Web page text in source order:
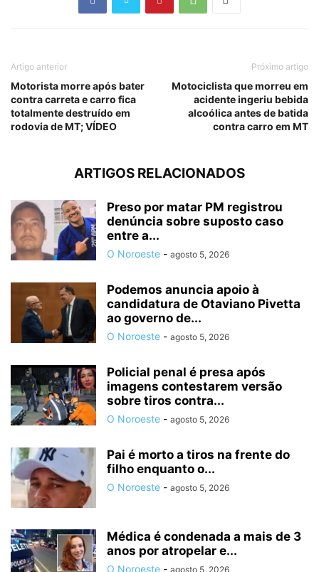
Artigo anterior
Motorista morre após bater
contra carreta e carro fica
totalmente destruído em
rodovia de MT; VÍDEO
Próximo artigo
Motociclista que morreu em
acidente ingeriu bebida
alcoólica antes de batida
contra carro em MT
ARTIGOS RELACIONADOS
Preso por matar PM registrou
denúncia sobre suposto caso
entre a...
O Noroeste - agosto 5, 2026
Podemos anuncia apoio à
candidatura de Otaviano Pivetta
ao governo de...
O Noroeste - agosto 5, 2026
Policial penal é presa após
imagens contestarem versão
sobre tiros contra...
O Noroeste - agosto 5, 2026
Pai é morto a tiros na frente do
filho enquanto o...
O Noroeste - agosto 5, 2026
Médica é condenada a mais de 3
anos por atropelar e...
O Noroeste - agosto 5, 2026